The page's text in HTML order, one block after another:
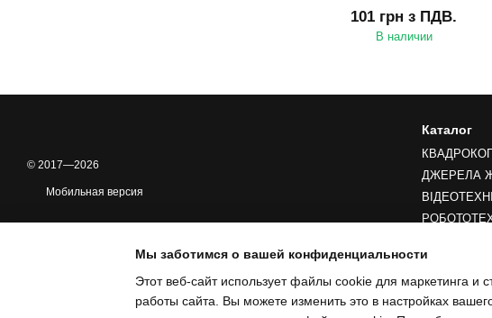
101 грн з ПДВ.
В наличии
© 2017—2026
Мобильная версия
Каталог
ДЖЕРЕЛА
Мы заботимся о вашей конфиденциальности
Этот веб-сайт использует файлы cookie для маркетинга и
работы сайта. Вы можете изменить это в настройках